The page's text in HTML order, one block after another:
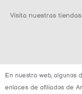
Visita nuestras tiendas:
En nuestra web, algunos
enlaces de afiliados de